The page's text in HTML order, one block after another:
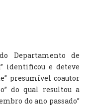
Departamento de
identificou e deteve
presumível coautor
do qual resultou a
do ano passado”